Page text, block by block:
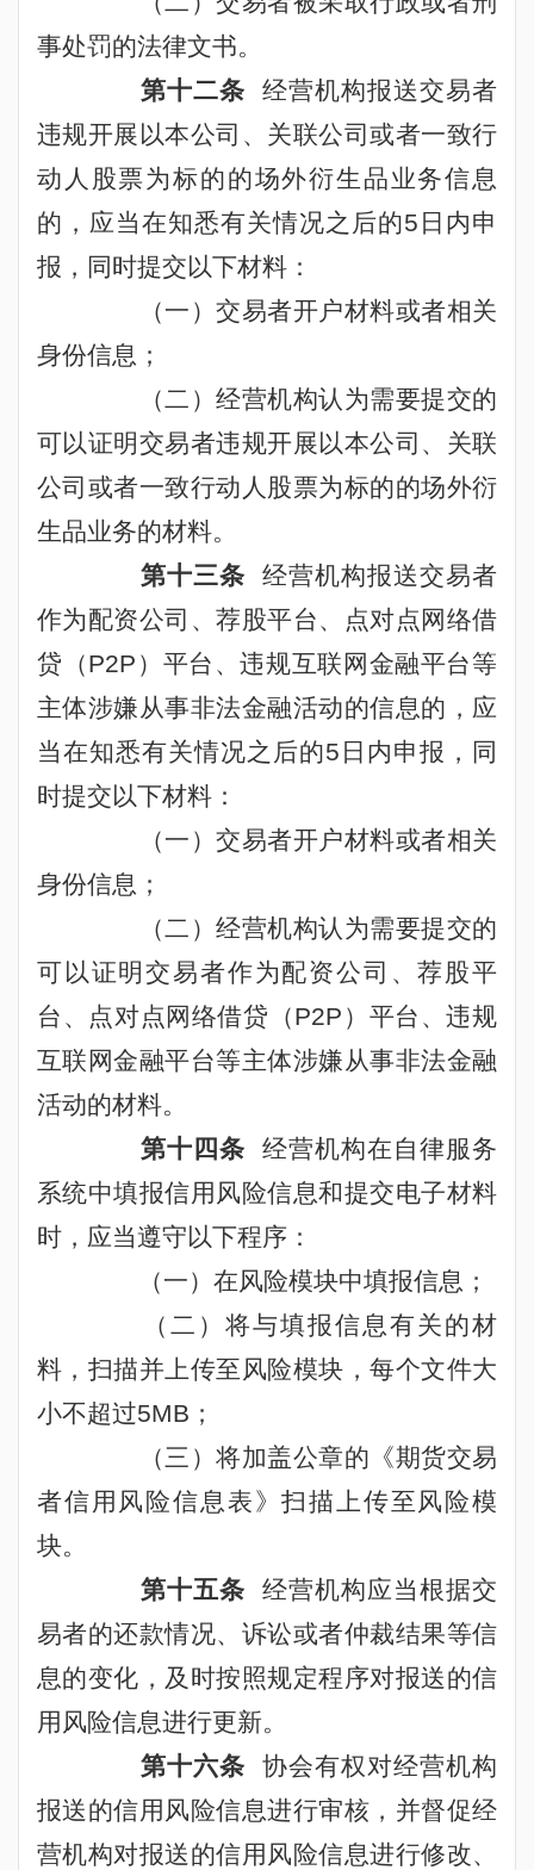
事处罚的法律文书。
第十二条
经营机构报送交易者
违规开展以本公司、关联公司或者一致行
动人股票为标的的场外衍生品业务信息
的，应当在知悉有关情况之后的5 日内申
报，同时提交以下材料：
（一）交易者开户材料或者相关
身份信息；
（二）经营机构认为需要提交的
可以证明交易者违规开展以本公司、关联
公司或者一致行动人股票为标的的场外衍
生品业务的材料。
第十三条
经营机构报送交易者
作为配资公司、荐股平台、点对点网络借
贷（P2P ）平台、违规互联网金融平台等
主体涉嫌从事非法金融活动的信息的，应
当在知悉有关情况之后的5 日内申报，同
时提交以下材料：
（一）交易者开户材料或者相关
身份信息；
（二）经营机构认为需要提交的
可以证明交易者作为配资公司、荐股平
台、点对点网络借贷（P2P ）平台、违规
互联网金融平台等主体涉嫌从事非法金融
活动的材料。
第十四条
经营机构在自律服务
系统中填报信用风险信息和提交电子材料
时，应当遵守以下程序：
（一）在风险模块中填报信息；
（二）将与填报信息有关的材
料，扫描并上传至风险模块，每个文件大
小不超过5MB ；
（三）将加盖公章的《期货交易
者信用风险信息表》扫描上传至风险模
块。
第十五条
经营机构应当根据交
易者的还款情况、诉讼或者仲裁结果等信
息的变化，及时按照规定程序对报送的信
用风险信息进行更新。
第十六条
协会有权对经营机构
报送的信用风险信息进行审核，并督促经
营机构对报送的信用风险信息进行修改、